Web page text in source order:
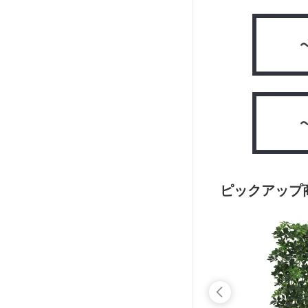
ピックアップ